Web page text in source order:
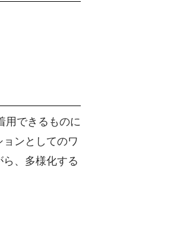
用できるものに
ンとしてのワ
、多様化する